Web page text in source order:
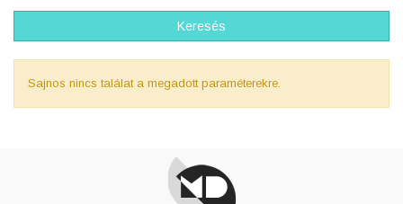
Keresés
Sajnos nincs találat a megadott paraméterekre.